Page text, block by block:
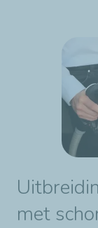
met